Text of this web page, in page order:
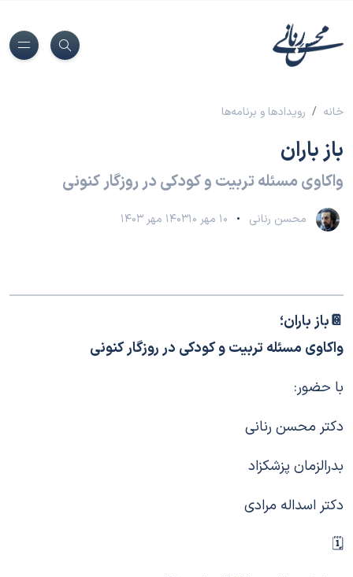
خانه رویدادها و برنامه‌ها
باز باران
واکاوی مسئله تربیت و کودکی در روزگار کنونی
محسن رنانی ۱۰ مهر ۱۴۰۳ ۱۰ مهر ۱۴۰۳
📔باز باران؛
واکاوی مسئله تربیت و کودکی در روزگار کنونی
با حضور:
دکتر محسن رنانی
بدرالزمان پزشکزاد
دکتر اسداله مرادی
🗓